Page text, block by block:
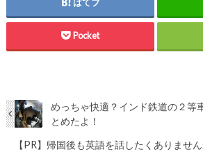
Pocket
めっちゃ快適？インド鉄道の２等
とめたよ！
【PR】帰国後も英語を話したくありませ